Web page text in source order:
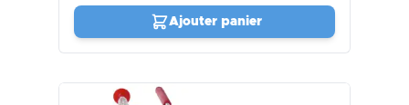
Ajouter panier